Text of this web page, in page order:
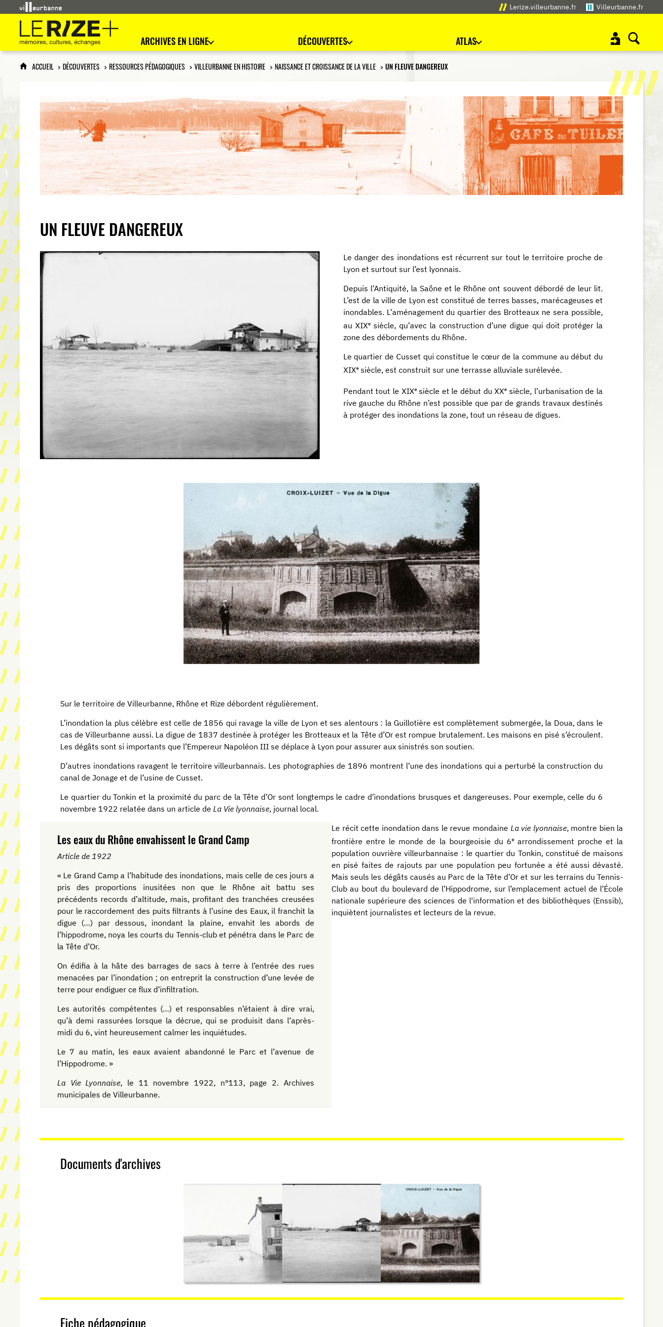
Lerize.villeurbanne.fr Villeurbanne.fr
Le Rize+
mémoires, cultures, échanges
ARCHIVES EN LIGNE DÉCOUVERTES ATLAS
ACCUEIL DÉCOUVERTES RESSOURCES PÉDAGOGIQUES VILLEURBANNE EN HISTOIRE NAISSANCE ET CROISSANCE DE LA VILLE UN FLEUVE DANGEREUX
UN FLEUVE DANGEREUX
Le danger des inondations est récurrent sur tout le territoire proche de
Lyon et surtout sur l’est lyonnais.
Depuis l’Antiquité, la Saône et le Rhône ont souvent débordé de leur lit.
L’est de la ville de Lyon est constitué de terres basses, marécageuses et
inondables. L’aménagement du quartier des Brotteaux ne sera possible,
au XIXesiècle, qu’avec la construction d’une digue qui doit protéger la
zone des débordements du Rhône.
Le quartier de Cusset qui constitue le cœur de la commune au début du
XIXesiècle, est construit sur une terrasse alluviale surélevée.
Pendant tout le XIXesiècle et le début du XXe siècle, l’urbanisation de la
rive gauche du Rhône n’est possible que par de grands travaux destinés
à protéger des inondations la zone, tout un réseau de digues.
Sur le territoire de Villeurbanne, Rhône et Rize débordent régulièrement.
L’inondation la plus célèbre est celle de 1856 qui ravage la ville de Lyon et ses alentours : la Guillotière est complètement submergée, la Doua, dans le
cas de Villeurbanne aussi. La digue de 1837 destinée à protéger les Brotteaux et la Tête d’Or est rompue brutalement. Les maisons en pisé s’écroulent.
Les dégâts sont si importants que l’Empereur Napoléon III se déplace à Lyon pour assurer aux sinistrés son soutien.
D’autres inondations ravagent le territoire villeurbannais. Les photographies de 1896 montrent l’une des inondations qui a perturbé la construction du
canal de Jonage et de l’usine de Cusset.
Le quartier du Tonkin et la proximité du parc de la Tête d’Or sont longtemps le cadre d’inondations brusques et dangereuses. Pour exemple, celle du 6
novembre 1922 relatée dans un article de La Vie lyonnaise, journal local.
Les eaux du Rhône envahissent le Grand Camp
Article de 1922
« Le Grand Camp a l’habitude des inondations, mais celle de ces jours a
pris des proportions inusitées non que le Rhône ait battu ses
précédents records d’altitude, mais, profitant des tranchées creusées
pour le raccordement des puits filtrants à l’usine des Eaux, il franchit la
digue (…) par dessous, inondant la plaine, envahit les abords de
l’hippodrome, noya les courts du Tennis-club et pénétra dans le Parc de
la Tête d’Or.
On édifia à la hâte des barrages de sacs à terre à l’entrée des rues
menacées par l’inondation ; on entreprit la construction d’une levée de
terre pour endiguer ce flux d’infiltration.
Les autorités compétentes (…) et responsables n’étaient à dire vrai,
qu’à demi rassurées lorsque la décrue, qui se produisit dans l’après-
midi du 6, vint heureusement calmer les inquiétudes.
Le 7 au matin, les eaux avaient abandonné le Parc et l’avenue de
l’Hippodrome. »
La Vie Lyonnaise, le 11 novembre 1922, n°113, page 2. Archives
municipales de Villeurbanne.
Le récit cette inondation dans le revue mondaine La vie lyonnaise, montre bien la
frontière entre le monde de la bourgeoisie du 6earrondissement proche et la
population ouvrière villeurbannaise : le quartier du Tonkin, constitué de maisons
en pisé faites de rajouts par une population peu fortunée a été aussi dévasté.
Mais seuls les dégâts causés au Parc de la Tête d’Or et sur les terrains du Tennis-
Club au bout du boulevard de l’Hippodrome, sur l’emplacement actuel de l’École
nationale supérieure des sciences de l'information et des bibliothèques (Enssib),
inquiètent journalistes et lecteurs de la revue.
Documents d'archives
Fiche pédagogique